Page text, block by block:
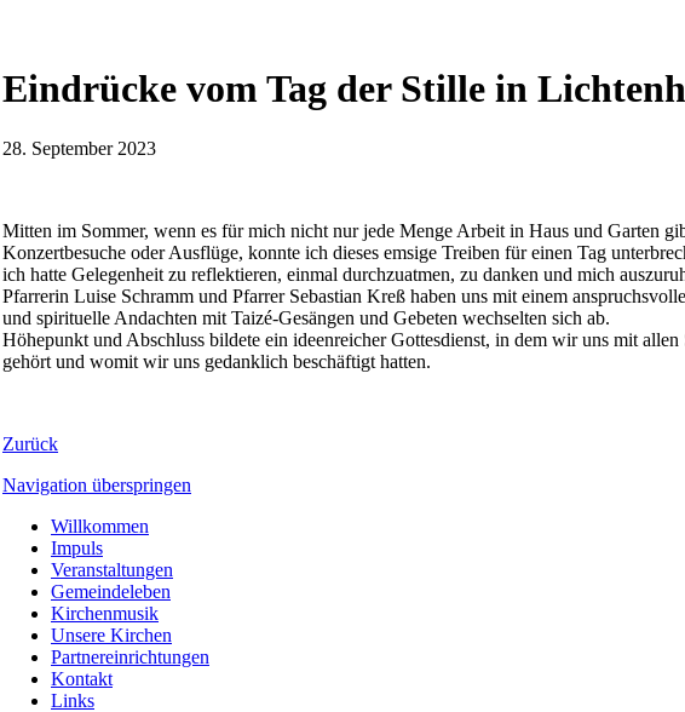
Eindrücke vom Tag der Stille in
28. September 2023
Mitten im Sommer, wenn es für mich nicht nur jede Menge Arbeit in Haus und Garten
Konzertbesuche oder Ausflüge, konnte ich dieses emsige Treiben für einen Tag
ich hatte Gelegenheit zu reflektieren, einmal durchzuatmen, zu danken und mich
Pfarrerin Luise Schramm und Pfarrer Sebastian Kreß haben uns mit einem
und spirituelle Andachten mit Taizé-Gesängen und Gebeten wechselten sich ab.
Höhepunkt und Abschluss bildete ein ideenreicher Gottesdienst, in dem wir uns mit
gehört und womit wir uns gedanklich beschäftigt hatten.
Zurück
Navigation überspringen
Willkommen
Impuls
Veranstaltungen
Gemeindeleben
Kirchenmusik
Unsere Kirchen
Partnereinrichtungen
Kontakt
Links